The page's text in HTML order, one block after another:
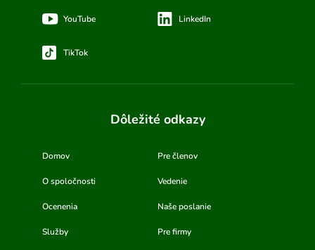
YouTube LinkedIn
TikTok
Dôležité odkazy
Domov Pre členov
O spoločnosti Vedenie
Ocenenia Naše poslanie
Služby Pre firmy